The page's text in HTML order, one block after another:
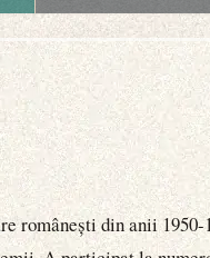
românești din anii 1950-